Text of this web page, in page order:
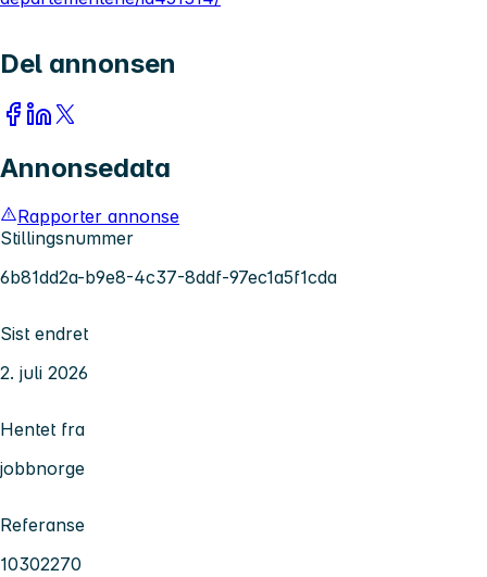
Del annonsen
Annonsedata
Rapporter annonse
Stillingsnummer
6b81dd2a-b9e8-4c37-8ddf-97ec1a5f1cda
Sist endret
2. juli 2026
Hentet fra
jobbnorge
Referanse
10302270